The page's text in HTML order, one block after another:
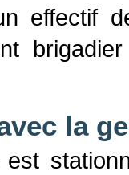
effectif
la
est